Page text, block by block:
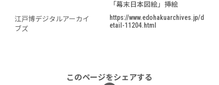
「幕末日本図絵」挿絵
江戸博デジタルアーカイ
ブズ
https://www.edohakuarchives.jp/d
etail-11204.html
このページをシェアする